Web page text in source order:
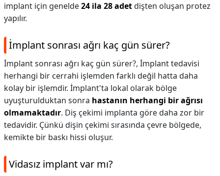
implant için genelde24 ila 28 adetdişten oluşan protez
yapılır.
İmplant sonrası ağrı kaç gün sürer?
İmplant sonrası ağrı kaç gün sürer?, İmplant tedavisi
herhangi bir cerrahi işlemden farklı değil hatta daha
kolay bir işlemdir. İmplant'ta lokal olarak bölge
uyuşturulduktan sonra hastanın herhangi bir ağrısı
olmamaktadır. Diş çekimi implanta göre daha zor bir
tedavidir. Çünkü dişin çekimi sırasında çevre bölgede,
kemikte bir baskı hissi oluşur.
Vidasız implant var mı?